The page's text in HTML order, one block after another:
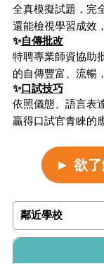
全真模擬試題，完
還能檢視學習成效
✨自傳批改
特聘專業師資協助
的自傳豐富、流暢
✨口試技巧
依照儀態、語言表
贏得口試官青睞的
► 欲了
鄰近學校